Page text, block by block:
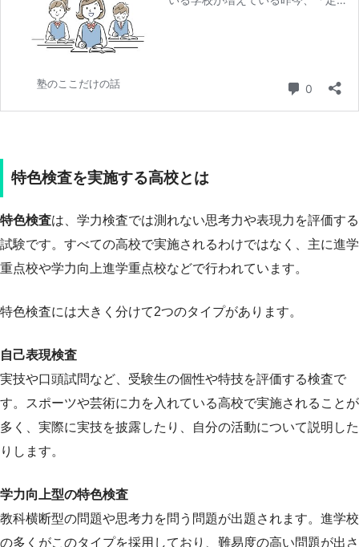
特色検査を実施する高校とは
特色検査は、学力検査では測れない思考力や表現力を評価する
試験です。すべての高校で実施されるわけではなく、主に進学
重点校や学力向上進学重点校などで行われています。
特色検査には大きく分けて2つのタイプがあります。
自己表現検査
実技や口頭試問など、受験生の個性や特技を評価する検査で
す。スポーツや芸術に力を入れている高校で実施されることが
多く、実際に実技を披露したり、自分の活動について説明した
りします。
学力向上型の特色検査
教科横断型の問題や思考力を問う問題が出題されます。進学校
の多くがこのタイプを採用しており、難易度の高い問題が出さ